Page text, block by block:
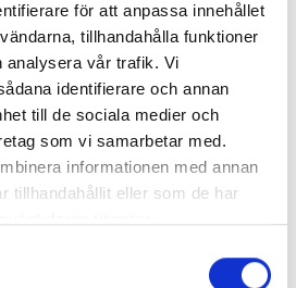
för att anpassa innehållet
tillhandahålla funktioner
analysera vår trafik. Vi
identifierare och annan
till de sociala medier och
som vi samarbetar med.
informationen med annan
tillhandahållit eller som de har